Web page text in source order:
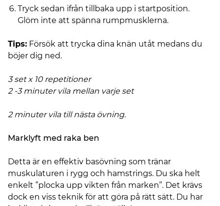
Tryck sedan ifrån tillbaka upp i startposition.
Glöm inte att spänna rumpmusklerna.
Tips: Försök att trycka dina knän utåt medans du
böjer dig ned.
3 set x 10 repetitioner
2 -3 minuter vila mellan varje set
2 minuter vila till nästa övning.
Marklyft med raka ben
Detta är en effektiv basövning som tränar
muskulaturen i rygg och hamstrings. Du ska helt
enkelt ”plocka upp vikten från marken”. Det krävs
dock en viss teknik för att göra på rätt sätt. Du har